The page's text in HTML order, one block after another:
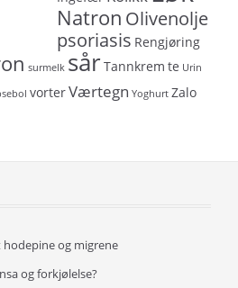
Natron Olivenolje
psoriasis Rengjøring
surmelk sårTannkrem te Urin
vorterVærtegn Yoghurt Zalo
og migrene
og forkjølelse?